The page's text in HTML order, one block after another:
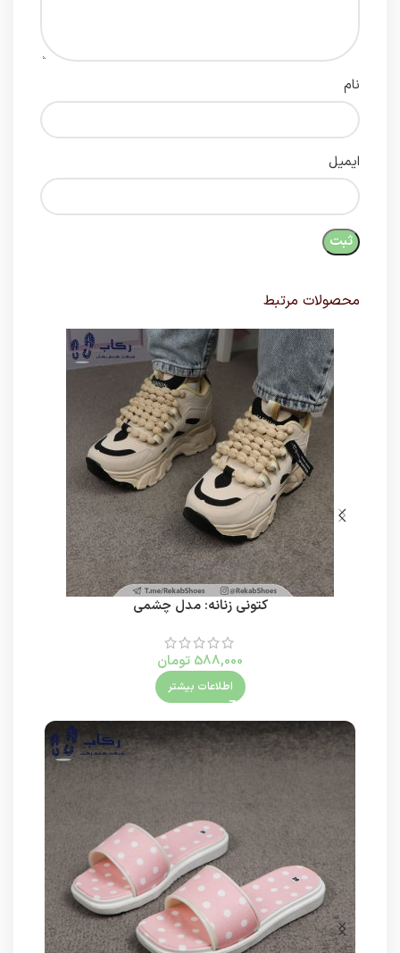
نام
ایمیل
محصولات مرتبط
کتونی زنانه: مدل چشمی
588,000 تومان
اطلاعات بیشتر